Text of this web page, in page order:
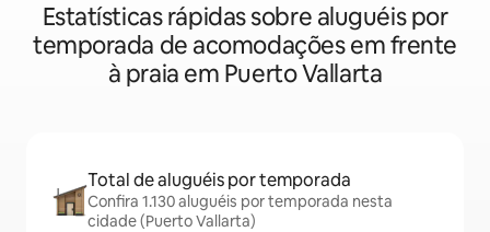
Estatísticas rápidas sobre aluguéis por
temporada de acomodações em frente
à praia em Puerto Vallarta
Total de aluguéis por temporada
Confira 1.130 aluguéis por temporada nesta
cidade (Puerto Vallarta)